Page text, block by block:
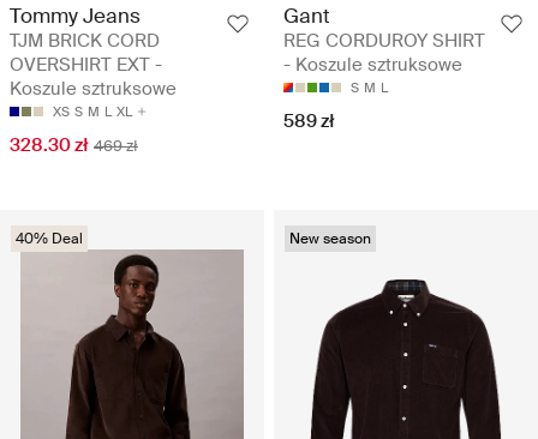
Tommy Jeans
TJM BRICK CORD
OVERSHIRT EXT -
Koszule sztruksowe
XS S M L XL
328.30 zł 469 zł
Gant
REG CORDUROY SHIRT
- Koszule sztruksowe
S M L
589 zł
40% Deal New season